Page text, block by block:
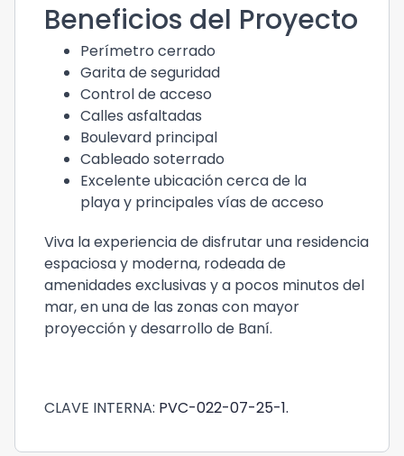
Beneficios del Proyecto
Perímetro cerrado
Garita de seguridad
Control de acceso
Calles asfaltadas
Boulevard principal
Cableado soterrado
Excelente ubicación cerca de la
playa y principales vías de acceso
Viva la experiencia de disfrutar una residencia
espaciosa y moderna, rodeada de
amenidades exclusivas y a pocos minutos del
mar, en una de las zonas con mayor
proyección y desarrollo de Baní.
CLAVE INTERNA: PVC-022-07-25-1.